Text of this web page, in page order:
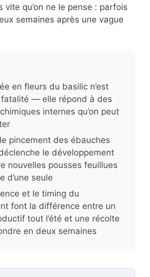
vite qu’on ne le pense : parfois
semaines après une vague
en fleurs du basilic n’est
fatalité — elle répond à des
internes qu’on peut
pincement des ébauches
le développement
nouvelles pousses feuillues
d’une seule
et le timing du
font la différence entre un
tout l’été et une récolte
en deux semaines